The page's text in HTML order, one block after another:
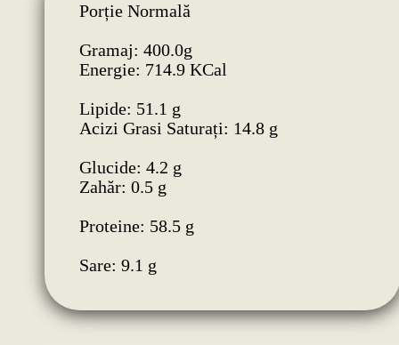
Porție Normală
Gramaj: 400.0g
Energie: 714.9 KCal
Lipide: 51.1 g
Acizi Grasi Saturați: 14.8 g
Glucide: 4.2 g
Zahăr: 0.5 g
Proteine: 58.5 g
Sare: 9.1 g